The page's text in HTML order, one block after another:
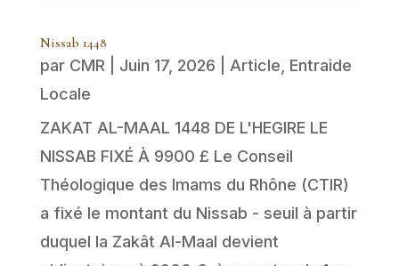
Nissab 1448
par CMR Juin 17, 2026 Article Entraide
Locale
ZAKAT AL-MAAL 1448 DE L'HEGIRE LE
NISSAB FIXÉ À 9900 £ Le Conseil
Théologique des Imams du Rhône (CTIR)
a fixé le montant du Nissab - seuil à partir
duquel la Zakât Al-Maal devient